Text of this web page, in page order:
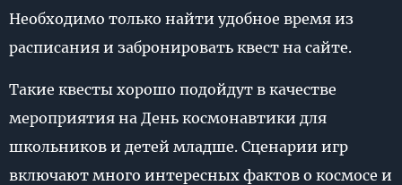
Необходимо только найти удобное время из
расписания и забронировать квест на сайте.
Такие квесты хорошо подойдут в качестве
мероприятия на День космонавтики для
школьников и детей младше. Сценарии игр
включают много интересных фактов о космосе и